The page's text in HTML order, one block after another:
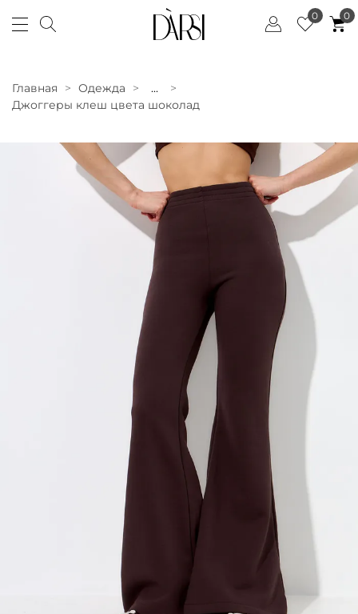
0 0
Главная Одежда
...
Джоггеры клеш цвета шоколад